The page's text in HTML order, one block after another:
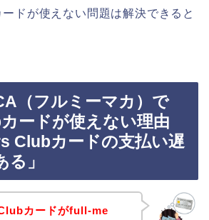
ドが使えない問題は解決できると
（フルミーマカ）で
ードが使えない理由
Clubカードの支払い遅
」
カードがfull-me